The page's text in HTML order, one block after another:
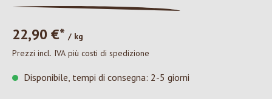
22,90 €* / kg
Prezzi incl. IVA più costi di spedizione
Disponibile, tempi di consegna: 2-5 giorni